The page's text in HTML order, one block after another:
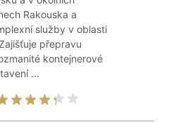
Rakouska a
služby v oblasti
přepravu
kontejnerové
...